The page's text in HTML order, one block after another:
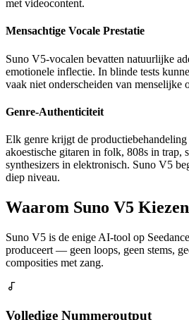
met videocontent.
Mensachtige Vocale Prestatie
Suno V5-vocalen bevatten natuurlijke
emotionele inflectie. In blinde tests
vaak niet onderscheiden van menselijke
Genre-Authenticiteit
Elk genre krijgt de
akoestische gitaren in folk, 808s in trap,
synthesizers in elektronisch. Suno V5
diep niveau.
Waarom Suno V5
Suno V5 is de enige AI-tool op
produceert — geen loops, geen stems,
composities met zang.
Volledige Nummeroutput